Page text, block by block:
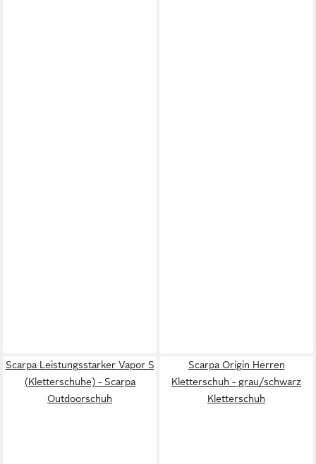
Scarpa Leistungsstarker Vapor S
(Kletterschuhe) - Scarpa
Outdoorschuh
Scarpa Origin Herren
Kletterschuh - grau/schwarz
Kletterschuh